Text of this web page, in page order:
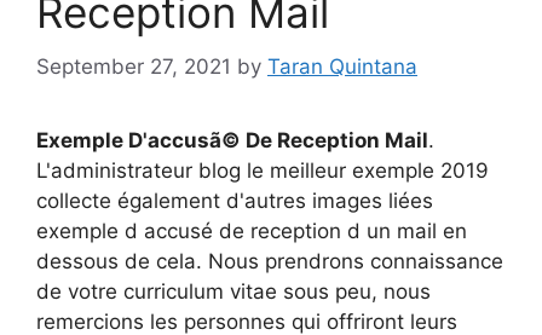
Reception Mail
September 27, 2021 by Taran Quintana
Exemple D'accusã© De Reception Mail.
L'administrateur blog le meilleur exemple 2019
collecte également d'autres images liées
exemple d accusé de reception d un mail en
dessous de cela. Nous prendrons connaissance
de votre curriculum vitae sous peu, nous
remercions les personnes qui offriront leurs